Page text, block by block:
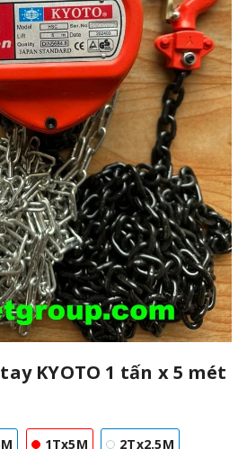
KYOTO 1 tấn x 5 mét
1Tx5M
2Tx2.5M